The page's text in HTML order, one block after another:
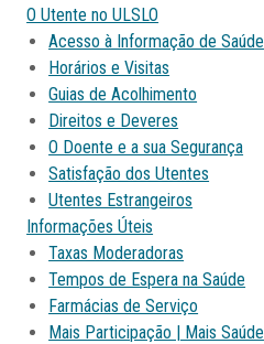
O Utente no ULSLO
Acesso à Informação de Saúde
Horários e Visitas
Guias de Acolhimento
Direitos e Deveres
O Doente e a sua Segurança
Satisfação dos Utentes
Utentes Estrangeiros
Informações Úteis
Taxas Moderadoras
Tempos de Espera na Saúde
Farmácias de Serviço
Mais Participação | Mais Saúde